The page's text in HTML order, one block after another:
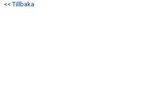
<< Tillbaka